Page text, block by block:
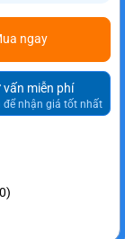
ngay
vấn miễn phí
để nhận giá tốt nhất